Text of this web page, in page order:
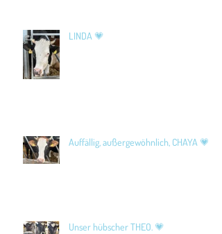
LINDA 💗
Auffällig, außergewöhnlich, CHAYA 💗
Unser hübscher THEO. 💗